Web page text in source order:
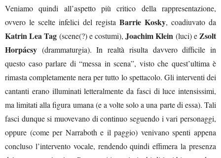
Veniamo quindi all’aspetto più critico della rappresentazione,
ovvero le scelte infelici del regista Barrie Kosky, coadiuvato da
Katrin Lea Tag (scene(?) e costumi),Joachim Klein (luci) eZsolt
Horpácsy (drammaturgia). In realtà risulta davvero difficile in
questo caso parlare di “messa in scena”, visto che quest’ultima è
rimasta completamente nera per tutto lo spettacolo. Gli interventi dei
cantanti erano illuminati letteralmente da fasci di luce intensissimi,
ma limitati alla figura umana (e a volte solo a una parte di essa). Tali
fasci dunque si muovevano di continuo seguendo i vari personaggi,
oppure (come per Narraboth e il paggio) venivano spenti appena
concluso l’intervento vocale, rendendo quindi effimera la presenza